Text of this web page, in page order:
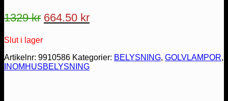
1329kr Det
var:
1329 kr.
664.50 krDet
är:
664.50 kr.
Slut i lager
Artikelnr: 9910586 Kategorier: BELYSNING, GOLVLAMPOR,
INOMHUSBELYSNING